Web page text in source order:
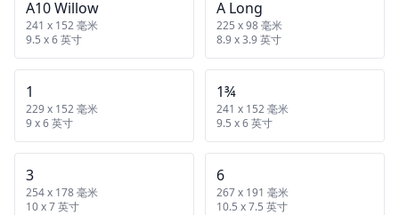
A10 Willow
241 x 152 毫米
9.5 x 6 英寸
A Long
225 x 98 毫米
8.9 x 3.9 英寸
1
229 x 152 毫米
9 x 6 英寸
1¾
241 x 152 毫米
9.5 x 6 英寸
3
254 x 178 毫米
10 x 7 英寸
6
267 x 191 毫米
10.5 x 7.5 英寸